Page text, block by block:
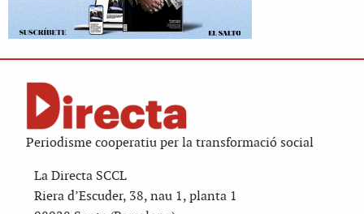
Periodisme cooperatiu per la transformació social
La Directa SCCL
Riera d’Escuder, 38, nau 1, planta 1